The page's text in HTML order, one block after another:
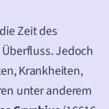
Zeit des
Jedoch
Krankheiten,
unter anderem